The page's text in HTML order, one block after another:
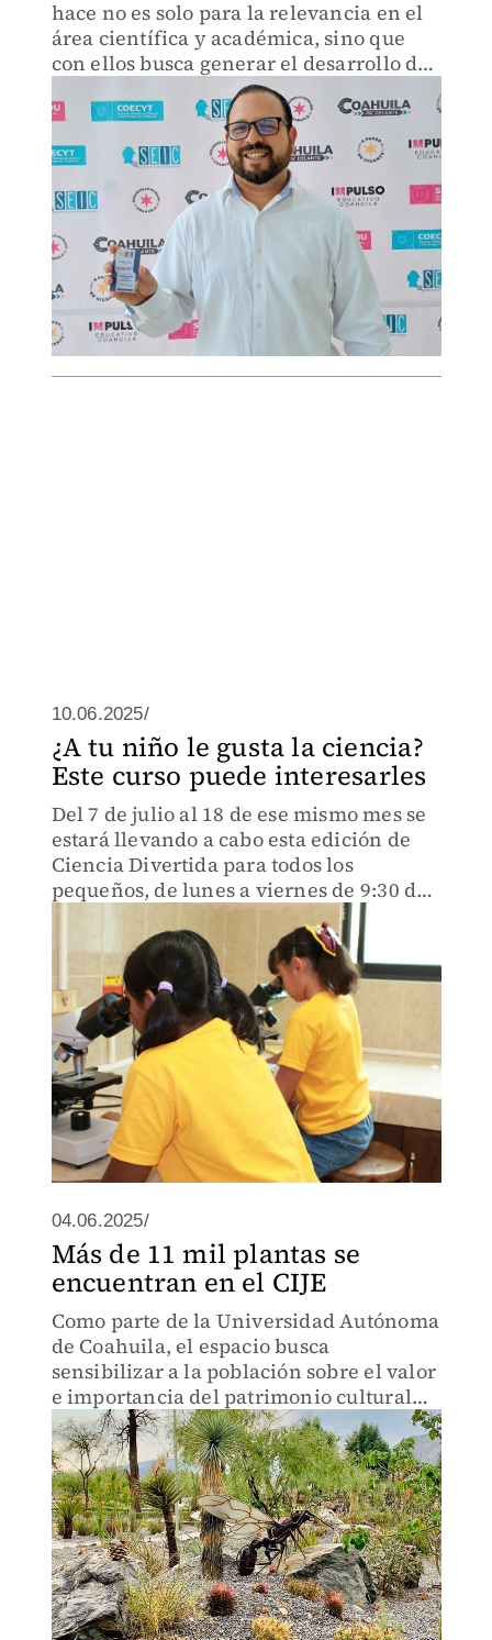
hace no es solo para la relevancia en el
área científica y académica, sino que
con ellos busca generar el desarrollo de
las comunidades dentro del estado.
10.06.2025/
¿A tu niño le gusta la ciencia?
Este curso puede interesarles
Del 7 de julio al 18 de ese mismo mes se
estará llevando a cabo esta edición de
Ciencia Divertida para todos los
pequeños, de lunes a viernes de 9:30 de
la mañana a las 12:30 del mediodía.
04.06.2025/
Más de 11 mil plantas se
encuentran en el CIJE
Como parte de la Universidad Autónoma
de Coahuila, el espacio busca
sensibilizar a la población sobre el valor
e importancia del patrimonio cultural
inmaterial del semidesierto.